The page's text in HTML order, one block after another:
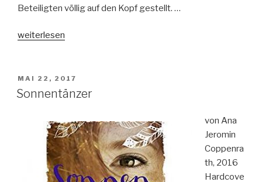
Beteiligten völlig auf den Kopf gestellt. …
„Milla
erfundene
Glück“
weiterlesen
VERÖFFENTLICHT
AM
MAI 22, 2017
Sonnentänzer
von Ana
Jeromin
Coppenra
th, 2016
Hardcove